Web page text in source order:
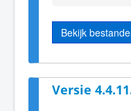
Bekijk
Versie